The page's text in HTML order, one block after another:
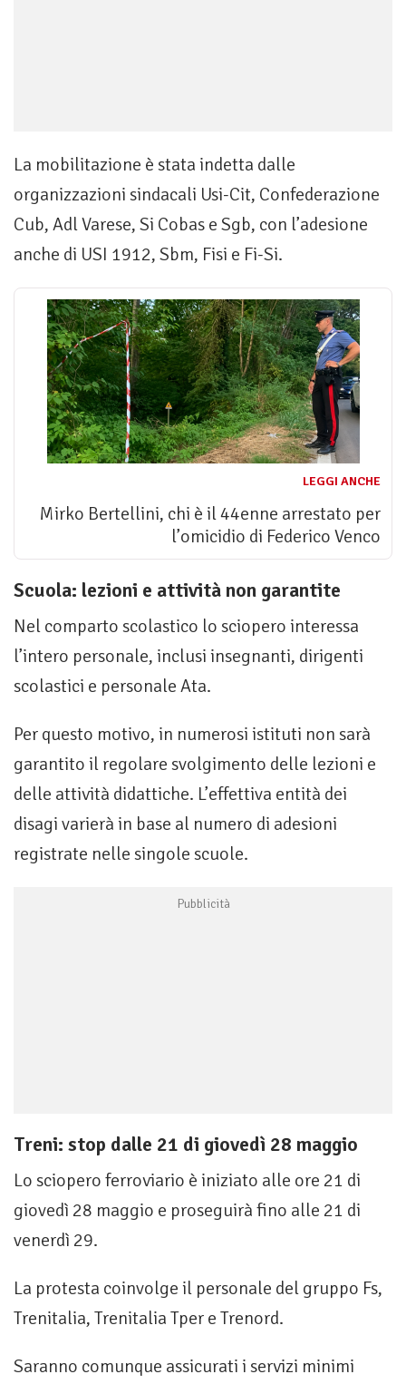
La mobilitazione è stata indetta dalle
organizzazioni sindacali Usi-Cit, Confederazione
Cub, Adl Varese, Si Cobas e Sgb, con l’adesione
anche di USI 1912, Sbm, Fisi e Fi-Si.
LEGGI ANCHE
Mirko Bertellini, chi è il 44enne arrestato per
l’omicidio di Federico Venco
Scuola: lezioni e attività non garantite
Nel comparto scolastico lo sciopero interessa
l’intero personale, inclusi insegnanti, dirigenti
scolastici e personale Ata.
Per questo motivo, in numerosi istituti non sarà
garantito il regolare svolgimento delle lezioni e
delle attività didattiche. L’effettiva entità dei
disagi varierà in base al numero di adesioni
registrate nelle singole scuole.
Treni: stop dalle 21 di giovedì 28 maggio
Lo sciopero ferroviario è iniziato alle ore 21 di
giovedì 28 maggio e proseguirà fino alle 21 di
venerdì 29.
La protesta coinvolge il personale del gruppo Fs,
Trenitalia, Trenitalia Tper e Trenord.
Saranno comunque assicurati i servizi minimi